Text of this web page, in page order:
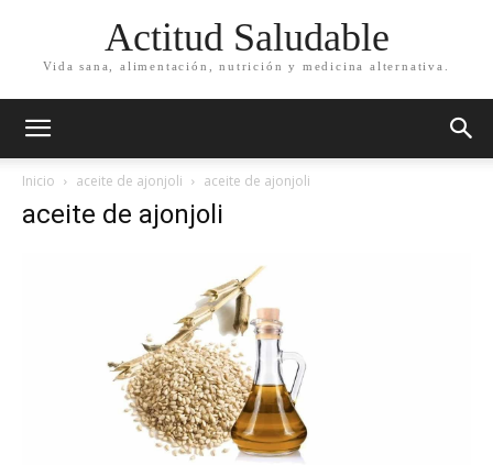
Actitud Saludable
Vida sana, alimentación, nutrición y medicina alternativa.
Inicio aceite de ajonjoli aceite de ajonjoli
aceite de ajonjoli